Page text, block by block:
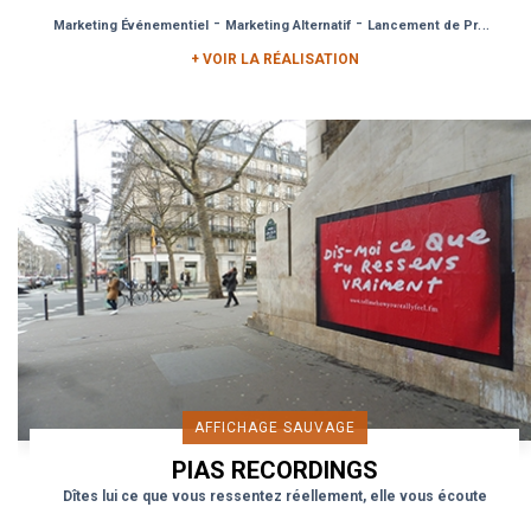
Marketing Événementiel - Marketing Alternatif - Lancement de Produit
+ VOIR LA RÉALISATION
AFFICHAGE SAUVAGE
PIAS RECORDINGS
Dîtes lui ce que vous ressentez réellement, elle vous écoute